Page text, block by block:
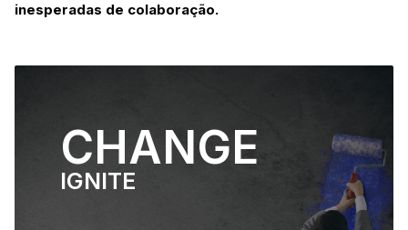
inesperadas de colaboração.
CHANGE
IGNITE